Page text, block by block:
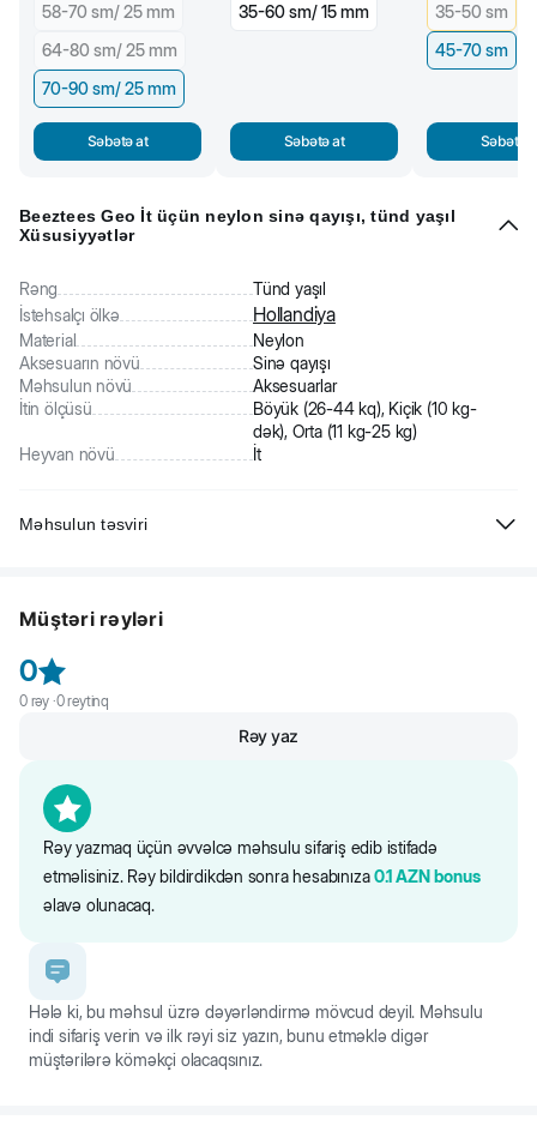
58-70 sm/ 25 mm
64-80 sm/ 25 mm
70-90 sm/ 25 mm
Səbətə at
35-60 sm/ 15 mm
Səbətə at
35-50 sm
45-70 sm
Səbətə
Beeztees Geo İt üçün neylon sinə qayışı, tünd yaşıl
Xüsusiyyətlər
Rəng
Tünd yaşıl
İstehsalçı ölkə
Hollandiya
Material
Neylon
Aksesuarın növü
Sinə qayışı
Məhsulun növü
Aksesuarlar
İtin ölçüsü
Böyük (26-44 kq), Kiçik (10 kg-
dək), Orta (11 kg-25 kg)
Heyvan növü
İt
Məhsulun təsviri
geyilir. Sinə qayışını Beeztees-in müxtəlif neylon xalta qayışları ilə
Müştəri rəyləri
0
0rəy ·0reytinq
Rəy yazmaq üçün əvvəlcə məhsulu sifariş edib istifadə
etməlisiniz. Rəy bildirdikdən sonra hesabınıza0.1 AZN bonus
əlavə olunacaq.
Rəy yaz
Hələ ki, bu məhsul üzrə dəyərləndirmə mövcud deyil. Məhsulu
indi sifariş verin və ilk rəyi siz yazın, bunu etməklə digər
müştərilərə köməkçi olacaqsınız.